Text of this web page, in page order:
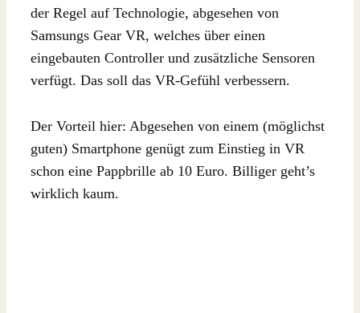
der Regel auf Technologie, abgesehen von
Samsungs Gear VR, welches über einen
eingebauten Controller und zusätzliche Sensoren
verfügt. Das soll das VR-Gefühl verbessern.
Der Vorteil hier: Abgesehen von einem (möglichst
guten) Smartphone genügt zum Einstieg in VR
schon eine Pappbrille ab 10 Euro. Billiger geht’s
wirklich kaum.